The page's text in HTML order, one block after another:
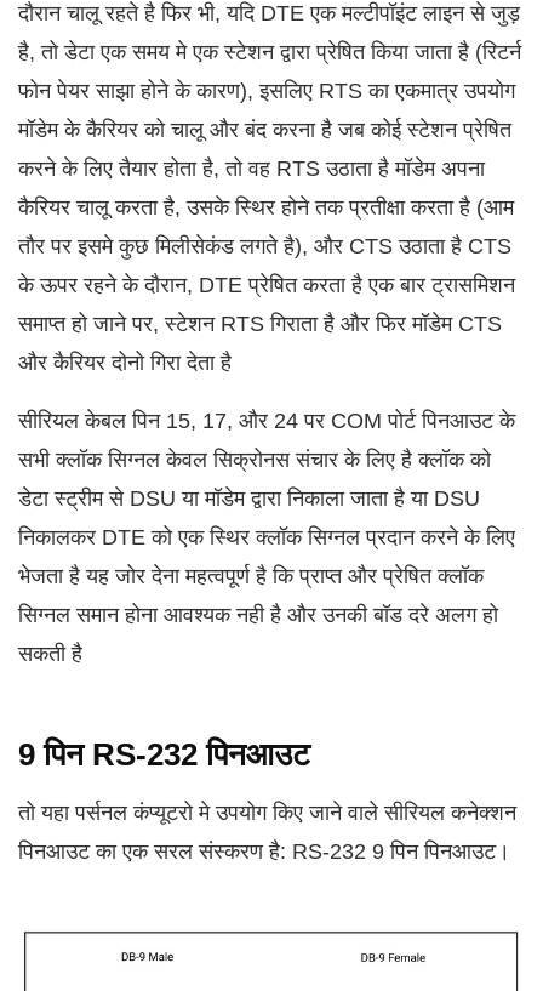
दौरान चालू रहते है फिर भी, यदि DTE एक मल्टीपॉइंट लाइन से जुड़
है, तो डेटा एक समय मे एक स्टेशन द्वारा प्रेषित किया जाता है (रिटर्न
फोन पेयर साझा होने के कारण), इसलिए RTS का एकमात्र उपयोग
मॉडेम के कैरियर को चालू और बंद करना है जब कोई स्टेशन प्रेषित
करने के लिए तैयार होता है, तो वह RTS उठाता है मॉडेम अपना
कैरियर चालू करता है, उसके स्थिर होने तक प्रतीक्षा करता है (आम
तौर पर इसमे कुछ मिलीसेकंड लगते है), और CTS उठाता है CTS
के ऊपर रहने के दौरान, DTE प्रेषित करता है एक बार ट्रासमिशन
समाप्त हो जाने पर, स्टेशन RTS गिराता है और फिर मॉडेम CTS
और कैरियर दोनो गिरा देता है
सीरियल केबल पिन 15, 17, और 24 पर COM पोर्ट पिनआउट के
सभी क्लॉक सिग्नल केवल सिक्रोनस संचार के लिए है क्लॉक को
डेटा स्ट्रीम से DSU या मॉडेम द्वारा निकाला जाता है या DSU
निकालकर DTE को एक स्थिर क्लॉक सिग्नल प्रदान करने के लिए
भेजता है यह जोर देना महत्वपूर्ण है कि प्राप्त और प्रेषित क्लॉक
सिग्नल समान होना आवश्यक नही है और उनकी बॉड दरे अलग हो
सकती है
9 पिन RS-232 पिनआउट
तो यहा पर्सनल कंप्यूटरो मे उपयोग किए जाने वाले सीरियल कनेक्शन
पिनआउट का एक सरल संस्करण है: RS-232 9 पिन पिनआउट।